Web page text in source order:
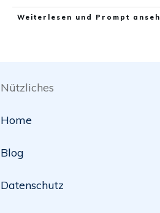
Weiterlesen und Prompt
Nützliches
Home
Blog
Datenschutz